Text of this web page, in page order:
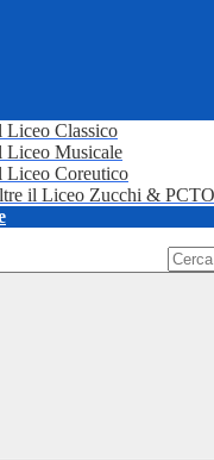
Liceo Classico
Liceo Musicale
Liceo Coreutico
il Liceo Zucchi & PCTO